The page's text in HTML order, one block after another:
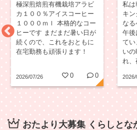
極深煎焙煎有機栽培アラビ
カ１００％アイスコーヒー
１０００ｍｌ 本格的なコー
ヒーです まだまだ暑い日が
続くので、これをおともに
在宅勤務も頑張ります！
2026/07/26 0 0
私は
キ
なる
午後
てい
い
れ
おたより大募集 くらしとな